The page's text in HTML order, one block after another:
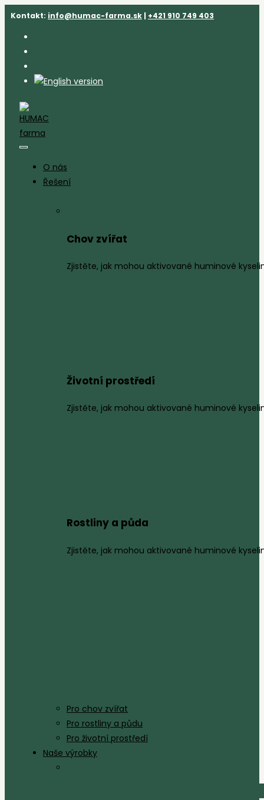
Přejít
obsahu
Kontakt: info@humac-farma.sk | +421 910 749 403
O nás
Řešení
Chov zvířat
Zjistěte, jak mohou aktivované huminové
Životní prostředí
Zjistěte, jak mohou aktivované huminové
Rostliny a půda
Zjistěte, jak mohou aktivované huminové
Pro chov zvířat
Pro rostliny a půdu
Pro životní prostředí
Naše výrobky